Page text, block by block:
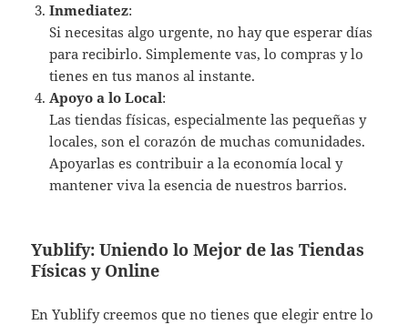
Inmediatez:
Si necesitas algo urgente, no hay que esperar días
para recibirlo. Simplemente vas, lo compras y lo
tienes en tus manos al instante.
Apoyo a lo Local:
Las tiendas físicas, especialmente las pequeñas y
locales, son el corazón de muchas comunidades.
Apoyarlas es contribuir a la economía local y
mantener viva la esencia de nuestros barrios.
Yublify: Uniendo lo Mejor de las Tiendas
Físicas y Online
En Yublify creemos que no tienes que elegir entre lo